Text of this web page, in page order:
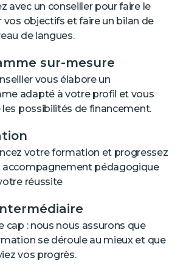
avec un conseiller pour faire le
vos objectifs et faire un bilan de
de langues.
sur-mesure
vous élabore un
adapté à votre profil et vous
les possibilités de financement.
votre formation et progressez
accompagnement pédagogique
réussite
cap : nous nous assurons que
se déroule au mieux et que
vos progrès.